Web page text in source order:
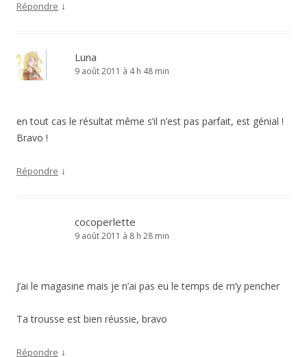
Répondre ↓
Luna
9 août 2011 à 4 h 48 min
en tout cas le résultat même s’il n’est pas parfait, est génial !
Bravo !
Répondre ↓
cocoperlette
9 août 2011 à 8 h 28 min
J’ai le magasine mais je n’ai pas eu le temps de m’y pencher
Ta trousse est bien réussie, bravo
Répondre ↓